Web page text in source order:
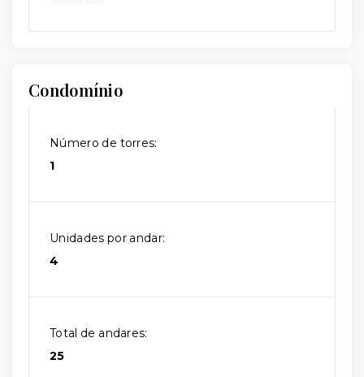
Condomínio
Número de torres:
1
Unidades por andar:
4
Total de andares:
25